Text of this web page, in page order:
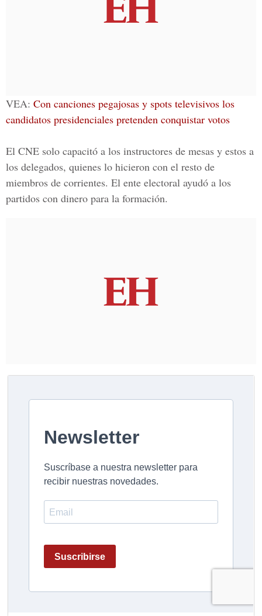
VEA: Con canciones pegajosas y spots televisivos los
candidatos presidenciales pretenden conquistar votos
El CNE solo capacitó a los instructores de mesas y estos a
los delegados, quienes lo hicieron con el resto de
miembros de corrientes. El ente electoral ayudó a los
partidos con dinero para la formación.